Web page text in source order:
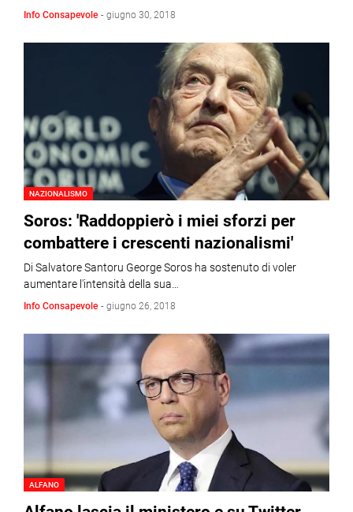
Info Consapevole - giugno 30, 2018
NAZIONALISMO
Soros: 'Raddoppierò i miei sforzi per
combattere i crescenti nazionalismi'
Di Salvatore Santoru George Soros ha sostenuto di voler
aumentare l'intensità della sua…
Info Consapevole - giugno 26, 2018
ALFANO